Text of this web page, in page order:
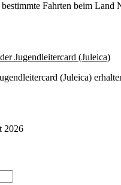
Fahrten beim Land
Jugendleitercard (Juleica)
(Juleica)
2026